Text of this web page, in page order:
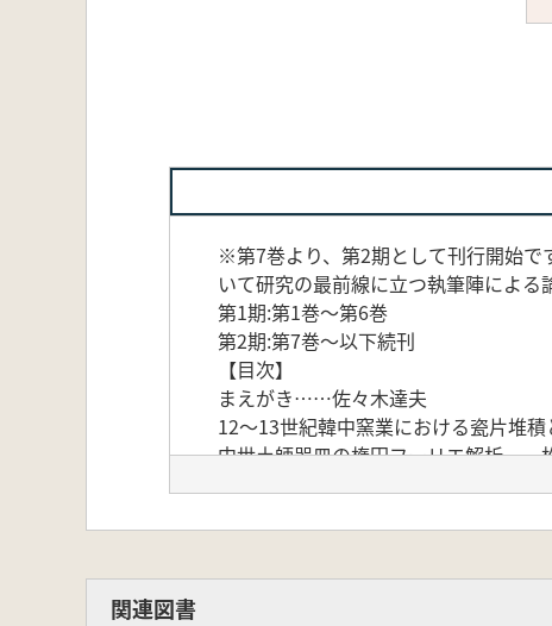
※第7巻より、第2期として刊行開始で
いて研究の最前線に立つ執筆陣による
第1期:第1巻～第6巻
第2期:第7巻～以下続刊
【目次】
まえがき……佐々木達夫
12～13世紀韓中窯業における瓷片堆
中世土師器皿の楕円フーリエ解析……
大坂における近世初頭の陶磁器組成
関連図書